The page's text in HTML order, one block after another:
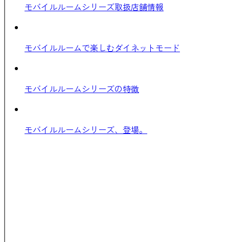
モバイルルームシリーズ取扱店舗情報
モバイルルームで楽しむダイネットモード
モバイルルームシリーズの特徴
モバイルルームシリーズ、登場。